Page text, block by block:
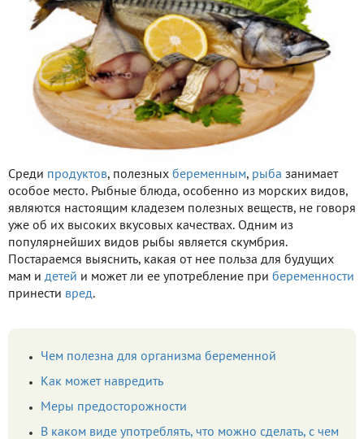
Среди продуктов, полезных беременным, рыба занимает
особое место. Рыбные блюда, особенно из морских видов,
являются настоящим кладезем полезных веществ, не говоря
уже об их высоких вкусовых качествах. Одним из
популярнейших видов рыбы является скумбрия.
Постараемся выяснить, какая от нее польза для будущих
мам и детей и может ли ее употребление при беременности
принести вред.
Чем полезна для организма беременной
Как может навредить
Меры предосторожности
В каком виде употреблять, что можно сделать, с чем